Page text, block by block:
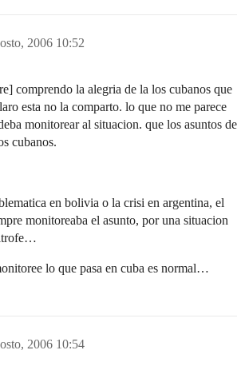
2006 10:52
comprendo la alegria de la los cubanos que
esta no la comparto. lo que no me parece
monitorear al situacion. que los asuntos de
cubanos.
en bolivia o la crisi en argentina, el
monitoreaba el asunto, por una situacion
lo que pasa en cuba es normal…
2006 10:54